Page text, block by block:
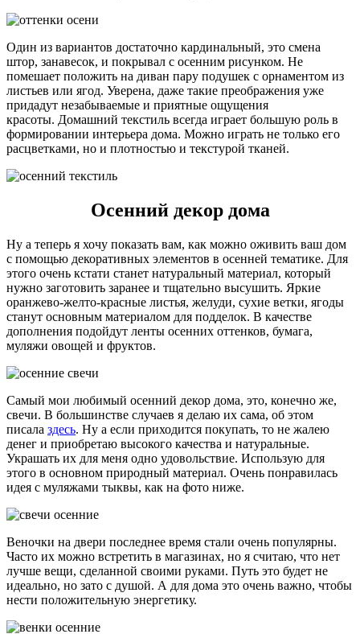
Один из вариантов достаточно кардинальный, это смена
штор, занавесок, и покрывал с осенним рисунком. Не
помешает положить на диван пару подушек с орнаментом из
листьев или ягод. Уверена, даже такие преображения уже
придадут незабываемые и приятные ощущения
красоты. Домашний текстиль всегда играет большую роль в
формировании интерьера дома. Можно играть не только его
расцветками, но и плотностью и текстурой тканей.
Осенний декор дома
Ну а теперь я хочу показать вам, как можно оживить ваш дом
с помощью декоративных элементов в осенней тематике. Для
этого очень кстати станет натуральный материал, который
нужно заготовить заранее и тщательно высушить. Яркие
оранжево-желто-красные листья, желуди, сухие ветки, ягоды
станут основным материалом для подделок. В качестве
дополнения подойдут ленты осенних оттенков, бумага,
муляжи овощей и фруктов.
Самый мои любимый осенний декор дома, это, конечно же,
свечи. В большинстве случаев я делаю их сама, об этом
писала здесь. Ну а если приходится покупать, то не жалею
денег и приобретаю высокого качества и натуральные.
Украшать их для меня одно удовольствие. Использую для
этого в основном природный материал. Очень понравилась
идея с муляжами тыквы, как на фото ниже.
Веночки на двери последнее время стали очень популярны.
Часто их можно встретить в магазинах, но я считаю, что нет
лучше вещи, сделанной своими руками. Путь это будет не
идеально, но зато с душой. А для дома это очень важно, чтобы
нести положительную энергетику.